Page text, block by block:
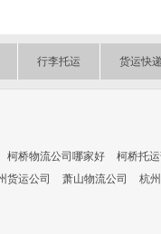
行李托运 货运快递
柯桥物流公司哪家好 柯桥托
货运公司 萧山物流公司 杭